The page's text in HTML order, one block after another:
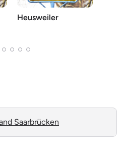
Heusweiler
Saarbrücken